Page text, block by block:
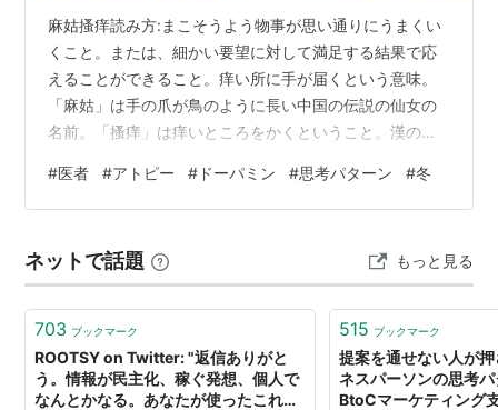
麻姑搔痒読み方:まこそうよう物事が思い通りにうまくい
くこと。または、細かい要望に対して満足する結果で応
えることができること。痒い所に手が届くという意味。
「麻姑」は手の爪が鳥のように長い中国の伝説の仙女の
名前。「搔痒」は痒いところをかくということ。漢の桓
が良いにちがいない」と思ったという故事から。出典:
『神仙伝』「麻姑」 蔡経という人、私と思考パターンが
ドが故事として熟語のもとになっているとは、おおらか
な時代だったのですね。 さて、痒いというのはつらいで
す。中年すぎにアトピーっぽくなってしまい、去…
#医者 #アトピー # ドーパミン #思考パターン #冬
ネットで話題 もっと見る
703 ブックマーク
ROOTSY on Twitter: "返信ありがと
う。情報が民主化、稼ぐ発想、個人で
なんとかなる。あなたが使ったこれら
515 ブックマーク
提案を通せない人が
ネスパーソンの思考
BtoCマーケティング